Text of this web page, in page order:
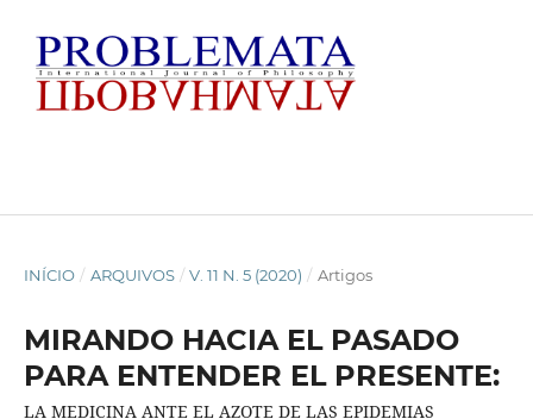
INÍCIO / ARQUIVOS / V. 11 N. 5 (2020) / Artigos
MIRANDO HACIA EL PASADO
PARA ENTENDER EL PRESENTE:
LA MEDICINA ANTE EL AZOTE DE LAS EPIDEMIAS